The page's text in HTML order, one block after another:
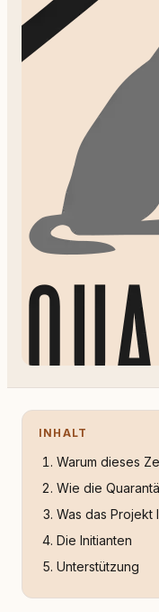
INHALT
Warum dieses
Wie die
Was das Projekt
Die Initianten
Unterstützung